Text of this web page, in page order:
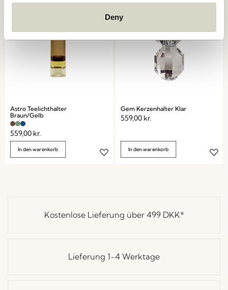
Deny
Astro Teelichthalter
Braun/Gelb
559,00 kr.
In den warenkorb
Gem Kerzenhalter Klar
559,00 kr.
In den warenkorb
Kostenlose Lieferung über 499 DKK*
Lieferung 1-4 Werktage